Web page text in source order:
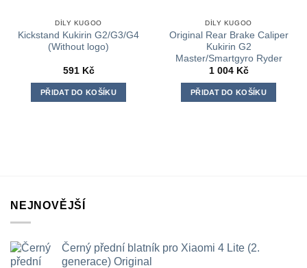
DÍLY KUGOO
Kickstand Kukirin G2/G3/G4
(Without logo)
591 Kč
PŘIDAT DO KOŠÍKU
DÍLY KUGOO
Original Rear Brake Caliper
Kukirin G2
Master/Smartgyro Ryder
1 004 Kč
PŘIDAT DO KOŠÍKU
NEJNOVĚJŠÍ
Černý přední blatník pro Xiaomi 4 Lite (2.
generace) Original